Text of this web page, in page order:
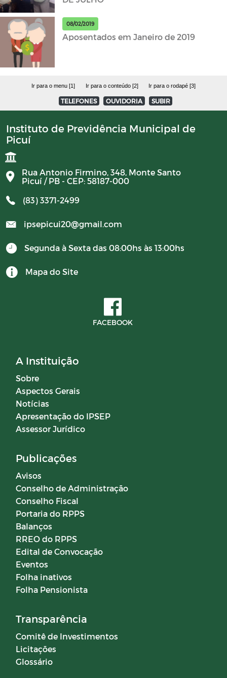
08/02/2019
Aposentados em Janeiro de 2019
Ir para o menu [1] Ir para o conteúdo [2] Ir para o rodapé [3]
TELEFONES OUVIDORIA SUBIR
Instituto de Previdência Municipal de
Picuí
Rua Antonio Firmino, 348, Monte Santo
Picuí / PB - CEP: 58187-000
(83) 3371-2499
ipsepicui20@gmail.com
Segunda à Sexta das 08:00hs às 13:00hs
Mapa do Site
FACEBOOK
A Instituição
Sobre
Aspectos Gerais
Notícias
Apresentação do IPSEP
Assessor Jurídico
Publicações
Avisos
Conselho de Administração
Conselho Fiscal
Portaria do RPPS
Balanços
RREO do RPPS
Edital de Convocação
Eventos
Folha inativos
Folha Pensionista
Transparência
Comitê de Investimentos
Licitações
Glossário